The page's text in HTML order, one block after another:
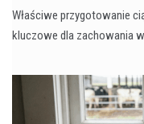
Właściwe przygotowanie
kluczowe dla zachowania